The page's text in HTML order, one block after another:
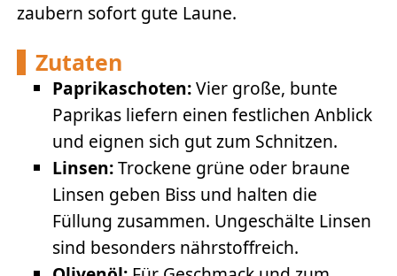
zaubern sofort gute Laune.
Zutaten
Paprikaschoten:Vier große, bunte
Paprikas liefern einen festlichen Anblick
und eignen sich gut zum Schnitzen.
Linsen:Trockene grüne oder braune
Linsen geben Biss und halten die
Füllung zusammen. Ungeschälte Linsen
sind besonders nährstoffreich.